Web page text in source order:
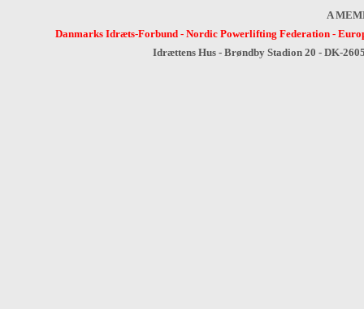
A
Danmarks Idræts-Forbund- Nordic Powerlifting Federation-
Idrættens Hus - Brøndby Stadion 20 - DK-